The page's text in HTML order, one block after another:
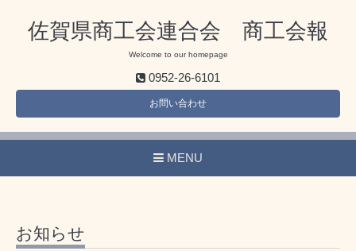
佐賀県商工会連合会 商工会報
Welcome to our homepage
0952-26-6101
お問い合わせ
MENU
お知らせ